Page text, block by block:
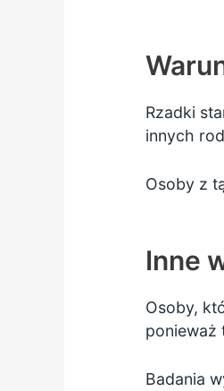
Rzadki
innych
Osoby z
Inne
Osoby,
ponieważ
Badania